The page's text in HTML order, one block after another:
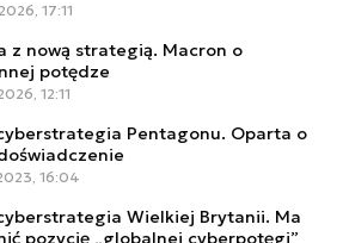
17:11
z nową strategią. Macron o
potędze
12:11
Pentagonu. Oparta o
16:04
Wielkiej Brytanii. Ma
pozycję „globalnej cyberpotęgi”